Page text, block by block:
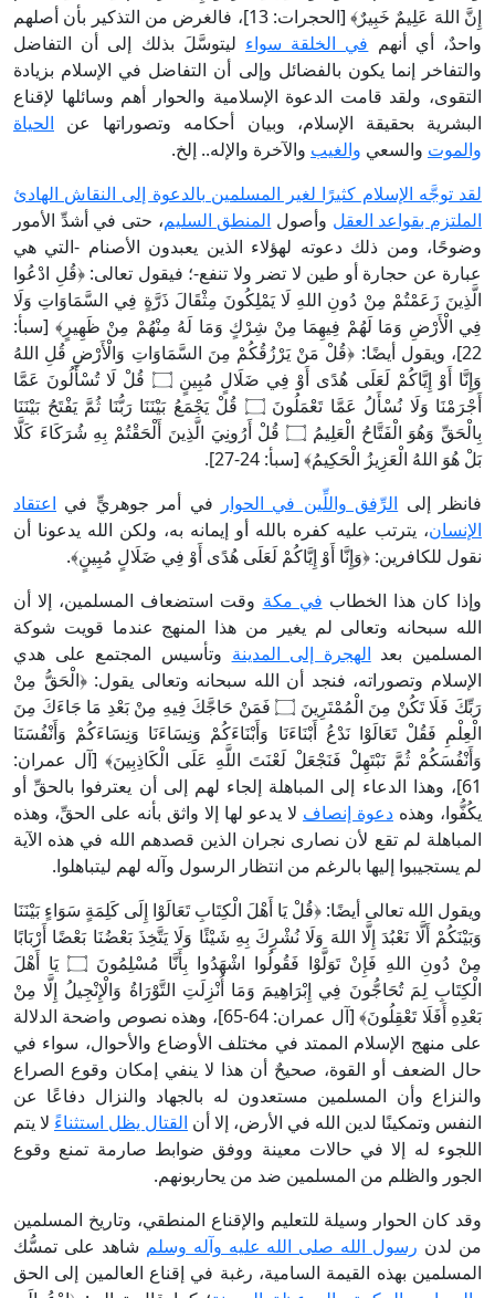
إِنَّ اللهَ عَلِيمٌ خَبِيرٌ﴾ [الحجرات: 13]، فالغرض من التذكير بأن أصلهم
واحدٌ، أي أنهم في الخلقة سواء ليتوسَّلَ بذلك إلى أن التفاضل
والتفاخر إنما يكون بالفضائل وإلى أن التفاضل في الإسلام بزيادة
التقوى، ولقد قامت الدعوة الإسلامية والحوار أهم وسائلها لإقناع
البشرية بحقيقة الإسلام، وبيان أحكامه وتصوراتها عن الحياة
والموت والسعي والغيب والآخرة والإله.. إلخ.
لقد توجَّه الإسلام كثيرًا لغير المسلمين بالدعوة إلى النقاش الهادئ
الملتزم بقواعد العقل وأصول المنطق السليم، حتى في أشدِّ الأمور
وضوحًا، ومن ذلك دعوته لهؤلاء الذين يعبدون الأصنام -التي هي
عبارة عن حجارة أو طين لا تضر ولا تنفع-؛ فيقول تعالى: ﴿قُلِ ادْعُوا
الَّذِينَ زَعَمْتُمْ مِنْ دُونِ اللهِ لَا يَمْلِكُونَ مِثْقَالَ ذَرَّةٍ فِي السَّمَاوَاتِ وَلَا
فِي الْأَرْضِ وَمَا لَهُمْ فِيهِمَا مِنْ شِرْكٍ وَمَا لَهُ مِنْهُمْ مِنْ ظَهِيرٍ﴾ [سبأ:
22]، ويقول أيضًا: ﴿قُلْ مَنْ يَرْزُقُكُمْ مِنَ السَّمَاوَاتِ وَالْأَرْضِ قُلِ اللهُ
وَإِنَّا أَوْ إِيَّاكُمْ لَعَلَى هُدًى أَوْ فِي ضَلَالٍ مُبِينٍ ۝ قُلْ لَا تُسْأَلُونَ عَمَّا
أَجْرَمْنَا وَلَا نُسْأَلُ عَمَّا تَعْمَلُونَ ۝ قُلْ يَجْمَعُ بَيْنَنَا رَبُّنَا ثُمَّ يَفْتَحُ بَيْنَنَا
بِالْحَقِّ وَهُوَ الْفَتَّاحُ الْعَلِيمُ ۝ قُلْ أَرُونِيَ الَّذِينَ أَلْحَقْتُمْ بِهِ شُرَكَاءَ كَلَّا
بَلْ هُوَ اللهُ الْعَزِيزُ الْحَكِيمُ﴾ [سبأ: 24-27].
فانظر إلى الرِّفق واللِّين في الحوار في أمر جوهريٍّ في اعتقاد
الإنسان، يترتب عليه كفره بالله أو إيمانه به، ولكن الله يدعونا أن
نقول للكافرين: ﴿وَإِنَّا أَوْ إِيَّاكُمْ لَعَلَى هُدًى أَوْ فِي ضَلَالٍ مُبِينٍ﴾.
وإذا كان هذا الخطاب في مكة وقت استضعاف المسلمين، إلا أن
الله سبحانه وتعالى لم يغير من هذا المنهج عندما قويت شوكة
المسلمين بعد الهجرة إلى المدينة وتأسيس المجتمع على هدي
الإسلام وتصوراته، فنجد أن الله سبحانه وتعالى يقول: ﴿الْحَقُّ مِنْ
رَبِّكَ فَلَا تَكُنْ مِنَ الْمُمْتَرِينَ ۝ فَمَنْ حَاجَّكَ فِيهِ مِنْ بَعْدِ مَا جَاءَكَ مِنَ
الْعِلْمِ فَقُلْ تَعَالَوْا نَدْعُ أَبْنَاءَنَا وَأَبْنَاءَكُمْ وَنِسَاءَنَا وَنِسَاءَكُمْ وَأَنْفُسَنَا
وَأَنْفُسَكُمْ ثُمَّ نَبْتَهِلْ فَنَجْعَلْ لَعْنَتَ اللَّهِ عَلَى الْكَاذِبِينَ﴾ [آل عمران:
61]، وهذا الدعاء إلى المباهلة إلجاء لهم إلى أن يعترفوا بالحقِّ أو
يكُفُّوا، وهذه دعوة إنصاف لا يدعو لها إلا واثق بأنه على الحقِّ، وهذه
المباهلة لم تقع لأن نصارى نجران الذين قصدهم الله في هذه الآية
لم يستجيبوا إليها بالرغم من انتظار الرسول وآله لهم ليتباهلوا.
ويقول الله تعالى أيضًا: ﴿قُلْ يَا أَهْلَ الْكِتَابِ تَعَالَوْا إِلَى كَلِمَةٍ سَوَاءٍ بَيْنَنَا
وَبَيْنَكُمْ أَلَّا نَعْبُدَ إِلَّا اللهَ وَلَا نُشْرِكَ بِهِ شَيْئًا وَلَا يَتَّخِذَ بَعْضُنَا بَعْضًا أَرْبَابًا
مِنْ دُونِ اللهِ فَإِنْ تَوَلَّوْا فَقُولُوا اشْهَدُوا بِأَنَّا مُسْلِمُونَ ۝ يَا أَهْلَ
الْكِتَابِ لِمَ تُحَاجُّونَ فِي إِبْرَاهِيمَ وَمَا أُنْزِلَتِ التَّوْرَاةُ وَالْإِنْجِيلُ إِلَّا مِنْ
بَعْدِهِ أَفَلَا تَعْقِلُونَ﴾ [آل عمران: 64-65]، وهذه نصوص واضحة الدلالة
على منهج الإسلام الممتد في مختلف الأوضاع والأحوال، سواء في
حال الضعف أو القوة، صحيحٌ أن هذا لا ينفي إمكان وقوع الصراع
والنزاع وأن المسلمين مستعدون له بالجهاد والنزال دفاعًا عن
النفس وتمكينًا لدين الله في الأرض، إلا أن القتال يظل استثناءً لا يتم
اللجوء له إلا في حالات معينة ووفق ضوابط صارمة تمنع وقوع
الجور والظلم من المسلمين ضد من يحاربونهم.
وقد كان الحوار وسيلة للتعليم والإقناع المنطقي، وتاريخ المسلمين
من لدن رسول الله صلى الله عليه وآله وسلم شاهد على تمسُّك
المسلمين بهذه القيمة السامية، رغبة في إقناع العالمين إلى الحق